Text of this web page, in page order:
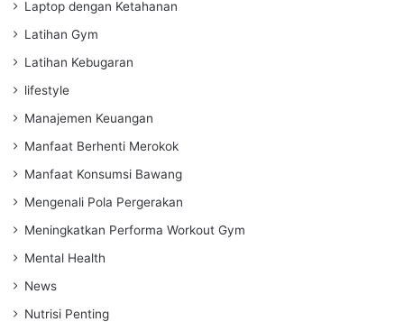
Laptop dengan Ketahanan
Latihan Gym
Latihan Kebugaran
lifestyle
Manajemen Keuangan
Manfaat Berhenti Merokok
Manfaat Konsumsi Bawang
Mengenali Pola Pergerakan
Meningkatkan Performa Workout Gym
Mental Health
News
Nutrisi Penting